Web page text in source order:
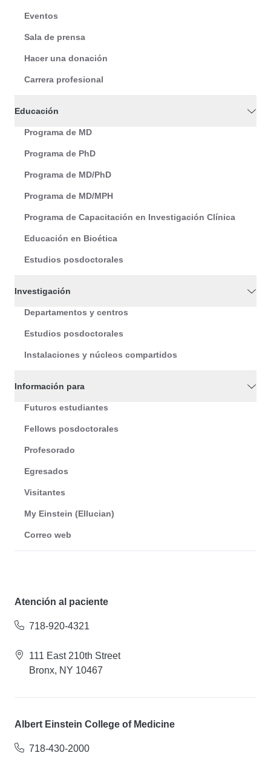
Eventos
Sala de prensa
Hacer una donación
Carrera profesional
Educación
Programa de MD
Programa de PhD
Programa de MD/PhD
Programa de MD/MPH
Programa de Capacitación en Investigación Clínica
Educación en Bioética
Estudios posdoctorales
Investigación
Departamentos y centros
Estudios posdoctorales
Instalaciones y núcleos compartidos
Información para
Futuros estudiantes
Fellows posdoctorales
Profesorado
Egresados
Visitantes
My Einstein (Ellucian)
Correo web
Atención al paciente
718-920-4321
111 East 210th Street
Bronx, NY 10467
Albert Einstein College of Medicine
718-430-2000